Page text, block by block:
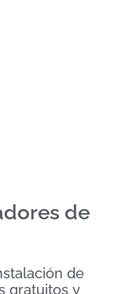
de
de
gratuitos y